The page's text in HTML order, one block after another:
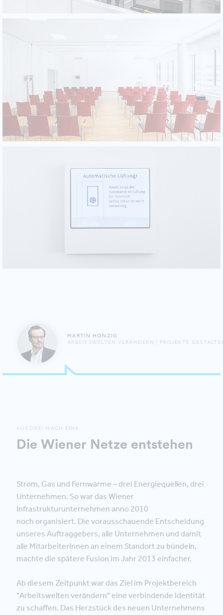
MARTIN HONZIG
ARBEITSWELTEN VERÄNDERN | PROJEKTE
AUS DREI MACH EINS
Die Wiener Netze entstehen
Strom, Gas und Fernwärme – drei Energiequellen, drei
Unternehmen. So war das Wiener
Infrastrukturunternehmen anno 2010
noch organisiert. Die vorausschauende Entscheidung
unseres Auftraggebers, alle Unternehmen und damit
alle MitarbeiterInnen an einem Standort zu bündeln,
machte die spätere Fusion im Jahr 2013 einfacher.
Ab diesem Zeitpunkt war das Ziel im Projektbereich
"Arbeitswelten verändern" eine verbindende Identität
zu schaffen. Das Herzstück des neuen Unternehmens